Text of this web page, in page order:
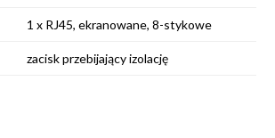
1 x RJ45, ekranowane, 8-stykowe
zacisk przebijający izolację